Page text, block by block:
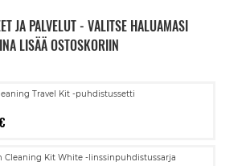
JA PALVELUT - VALITSE HALUAMASI
LISÄÄ OSTOSKORIIN
Travel Kit -puhdistussetti
Cleaning Kit White -linssinpuhdistussarja